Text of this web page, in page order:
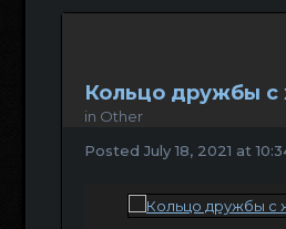
Кольцо дружбы
in Other
Posted July 18, 2021 at